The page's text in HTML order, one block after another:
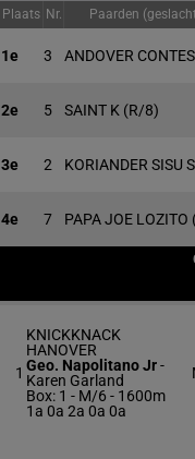
Plaats Nr. Paarden
1e 3 ANDOVER
2e 5 SAINT K (R/8)
3e 2 KORIANDER SISU S
4e 7 PAPA JOE LOZITO
1
KNICKKNACK
HANOVER
Geo. Napolitano Jr-
Karen Garland
Box: 1 - M/6 - 1600m
1a 0a 2a 0a 0a